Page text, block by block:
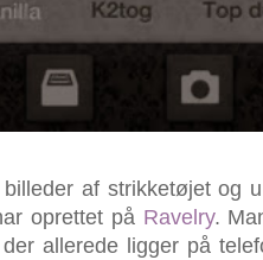
af strikketøjet og
oprettet på Ravelry.
allerede ligger på